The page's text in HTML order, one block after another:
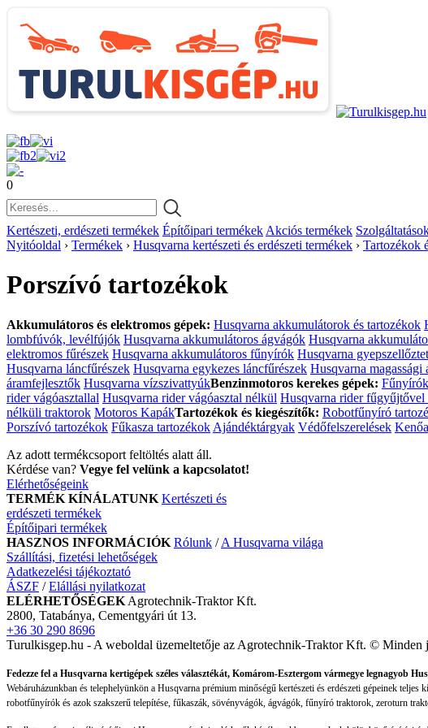
0
Kertészeti, erdészeti termékek Építőipari termékek Akciós termékek
Nyitóoldal › Termékek › Husqvarna kertészeti és erdészeti termékek › Tartozékok
Porszívó tartozékok
Akkumulátoros és elektromos gépek: Husqvarna akkumulátorok és tartozékok
lombfúvók, levélfújók Husqvarna akkumulátoros ágvágók Husqvarna
elektromos fűrészek Husqvarna akkumulátoros fűnyírók Husqvarna
Husqvarna láncfűrészek Husqvarna egykezes láncfűrészek Husqvarna magassági
áramfejlesztők Husqvarna vízszivattyúkBenzinmotoros kerekes gépek: Fűnyírók
rider vágóasztallal Husqvarna rider vágóasztal nélkül Husqvarna rider fűgyűjtővel
nélküli traktorok Motoros KapákTartozékok és kiegészítők: Robotfűnyíró
Porszívó tartozékok Fűkasza tartozékok Ajándéktárgyak Védőfelszerelések
Az adott termékcsoport feltöltés alatt áll.
Kérdése van? Vegye fel velünk a kapcsolatot!
Elérhetőségeink
TERMÉK KÍNÁLATUNK Kertészeti és
erdészeti termékek
Építőipari termékek
HASZNOS INFORMÁCIÓK Rólunk /A Husqvarna világa
Szállítási, fizetési lehetőségek
Adatkezelési tájékoztató
ÁSZF /Elállási nyilatkozat
ELÉRHETŐSÉGEK Agrotechnik-Traktor Kft.
2800, Tatabánya, Cementgyári út 13.
+36 30 290 8696
Turulkisgep.hu - A weboldal üzemeltetője az Agrotechnik-Traktor Kft. © Minden
Fedezze fel a Husqvarna kertigépek széles választékát, Komárom-Esztergom vármegye legnagyob
Webáruházunkban és telephelyünkön a Husqvarna prémium minőségű kertészeti és erdészeti gépeinek
robotfűnyírók és azok szakszerű telepítése, fűkaszák, sövényvágók, ágvágók, fűnyíró traktorok, zeroturn